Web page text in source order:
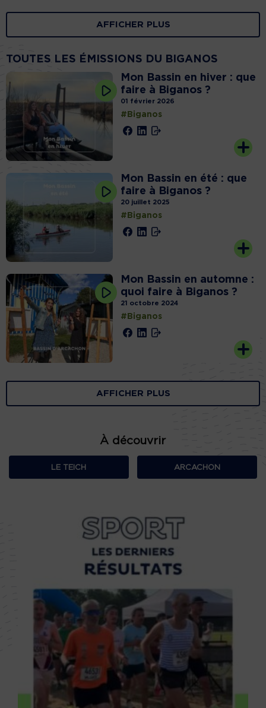
AFFICHER PLUS
TOUTES LES ÉMISSIONS DU BIGANOS
Mon Bassin en hiver : que
faire à Biganos ?
01 février 2026
#Biganos
Mon Bassin en été : que
faire à Biganos ?
20 juillet 2025
#Biganos
Mon Bassin en automne :
quoi faire à Biganos ?
21 octobre 2024
#Biganos
AFFICHER PLUS
À découvrir
LE TEICH ARCACHON